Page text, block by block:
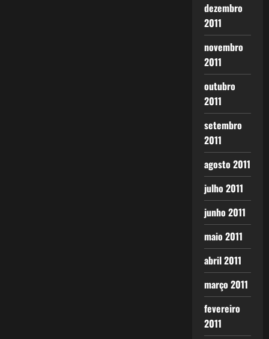
dezembro
2011
novembro
2011
outubro
2011
setembro
2011
agosto 2011
julho 2011
junho 2011
maio 2011
abril 2011
março 2011
fevereiro
2011